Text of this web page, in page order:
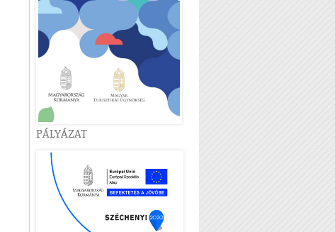
PÁLYÁZAT